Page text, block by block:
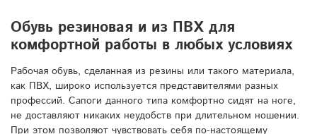
Обувь резиновая и из ПВХ для
комфортной работы в любых условиях
Рабочая обувь, сделанная из резины или такого материала,
как ПВХ, широко используется представителями разных
профессий. Сапоги данного типа комфортно сидят на ноге,
не доставляют никаких неудобств при длительном ношении.
При этом позволяют чувствовать себя по-настоящему